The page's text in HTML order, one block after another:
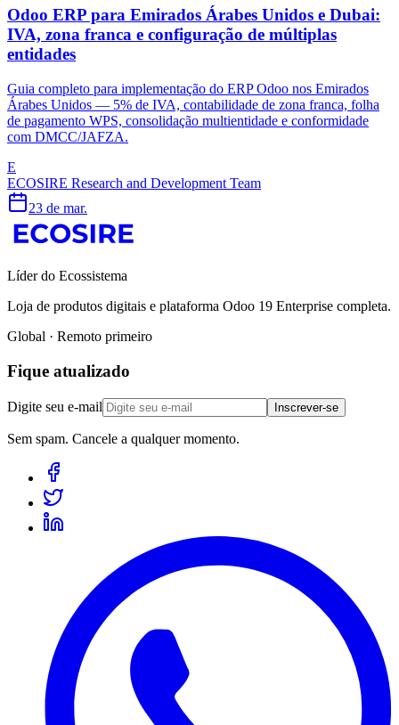
Odoo ERP para Emirados Árabes Unidos e Dubai:
IVA, zona franca e configuração de múltiplas
entidades
Guia completo para implementação do ERP Odoo nos Emirados
Árabes Unidos — 5% de IVA, contabilidade de zona franca, folha
de pagamento WPS, consolidação multientidade e conformidade
com DMCC/JAFZA.
E
ECOSIRE Research and Development Team
23 de mar.
Líder do Ecossistema
Loja de produtos digitais e plataforma Odoo 19 Enterprise completa.
Global · Remoto primeiro
Fique atualizado
Digite seu e-mail Inscrever-se
Sem spam. Cancele a qualquer momento.